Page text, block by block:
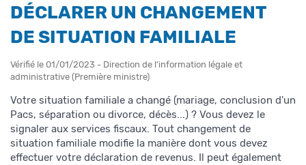
DÉCLARER UN CHANGEMENT
DE SITUATION FAMILIALE
Vérifié le 01/01/2023 - Direction de l'information légale et
administrative (Première ministre)
Votre situation familiale a changé (mariage, conclusion d'un
Pacs, séparation ou divorce, décès...) ? Vous devez le
signaler aux services fiscaux. Tout changement de
situation familiale modifie la manière dont vous devez
effectuer votre déclaration de revenus. Il peut également